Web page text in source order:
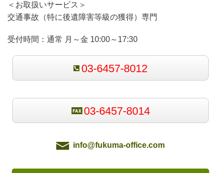
＜お取扱いサービス＞
交通事故（特に後遺障害等級の獲得）専門
受付時間： 通常 月～金 10:00～17:30
03-6457-8012
03-6457-8014
info@fukuma-office.com